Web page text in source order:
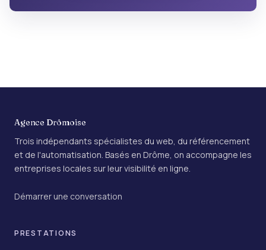
Agence Drômoise
Trois indépendants spécialistes du web, du référencement
et de l'automatisation. Basés en Drôme, on accompagne les
entreprises locales sur leur visibilité en ligne.
Démarrer une conversation
PRESTATIONS